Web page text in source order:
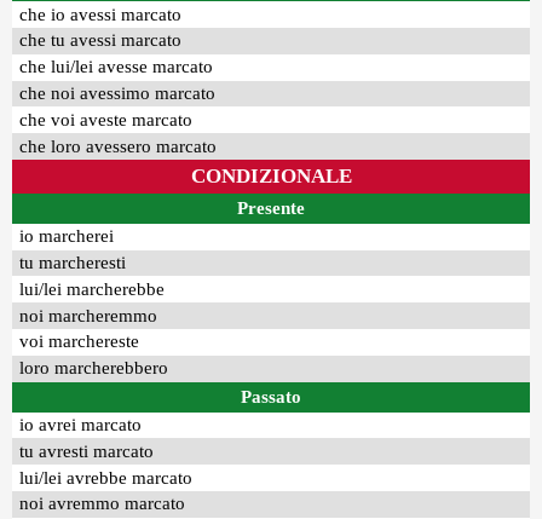
che io avessi marcato
che tu avessi marcato
che lui/lei avesse marcato
che noi avessimo marcato
che voi aveste marcato
che loro avessero marcato
CONDIZIONALE
Presente
io marcherei
tu marcheresti
lui/lei marcherebbe
noi marcheremmo
voi marchereste
loro marcherebbero
Passato
io avrei marcato
tu avresti marcato
lui/lei avrebbe marcato
noi avremmo marcato